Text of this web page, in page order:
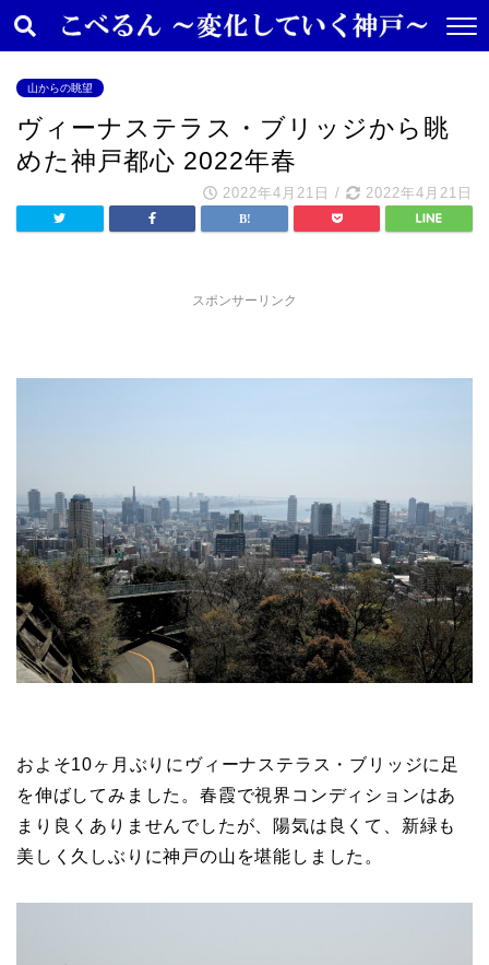
山からの眺望
ヴィーナステラス・ブリッジから眺
めた神戸都心 2022年春
2022年4月21日 / 2022年4月21日
スポンサーリンク
およそ10ヶ月ぶりにヴィーナステラス・ブリッジに足
を伸ばしてみました。春霞で視界コンディションはあ
まり良くありませんでしたが、陽気は良くて、新緑も
美しく久しぶりに神戸の山を堪能しました。